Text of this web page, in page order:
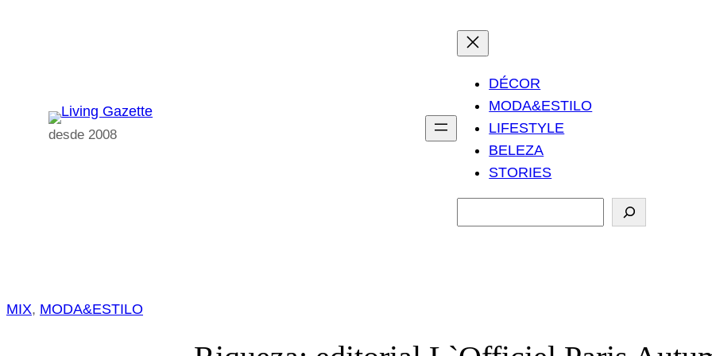
desde 2008
DÉCOR
MODA&ESTILO
LIFESTYLE
BELEZA
STORIES
e
MIX, MODA&ESTILO